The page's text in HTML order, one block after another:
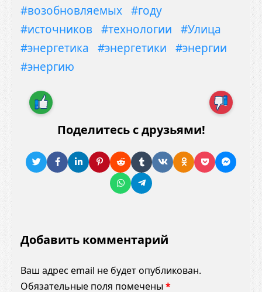
#возобновляемых #году
#источников
#технологии
#Улица
#энергетика
#энергетики
#энергии
#энергию
Поделитесь с друзьями!
Добавить комментарий
Ваш адрес email не будет опубликован.
Обязательные поля помечены *